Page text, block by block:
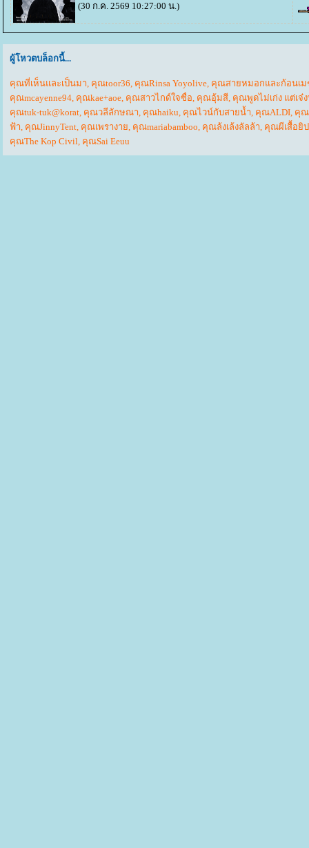
(30 ก.ค. 2569 10:27:00 น.)
ผู้โหวตบล็อกนี้...
คุณที่เห็นและเป็นมา, คุณtoor36, คุณRinsa Yoyolive, คุณสายหมอกและก้อนเ
คุณmcayenne94, คุณkae+aoe, คุณสาวไกด์ใจซื่อ, คุณอุ้มสี, คุณพูดไม่เก่ง แต่เจ๋
คุณtuk-tuk@korat, คุณวลีลักษณา, คุณhaiku, คุณไวน์กับสายน้ำ, คุณALDI, คุณ
ฟ้า, คุณJinnyTent, คุณเพรางา, คุณmariabamboo, คุณล้งเล้งลัลล้า, คุณผีเสื้อยิ
คุณThe Kop Civil, คุณSai Eeuu